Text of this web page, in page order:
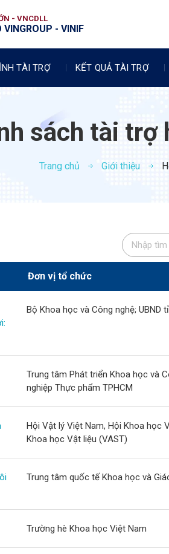
- VNCDLL
- VINIF
TÀI TRỢ KẾT QUẢ TÀI TRỢ
sách tài trợ
Trang chủ Giới thiệu
Đơn vị tổ chức
Bộ Khoa học và Công nghệ; UBND
Trung tâm Phát triển Khoa học và
nghiệp Thực phẩm TPHCM
Hội Vật lý Việt Nam, Hội Khoa học
Khoa học Vật liệu (VAST)
Trung tâm quốc tế Khoa học và
Trường hè Khoa học Việt Nam